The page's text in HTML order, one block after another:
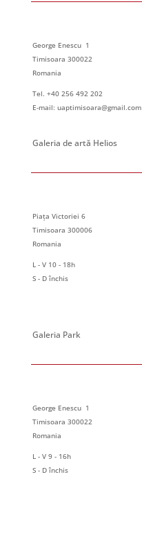
George Enescu 1
Timisoara 300022
Romania
Tel. +40 256 492 202
E-mail: uaptimisoara@gmail.com
Galeria de artă Helios
Piața Victoriei 6
Timisoara 300006
Romania
L - V 10 - 18h
S - D închis
Galeria Park
George Enescu 1
Timisoara 300022
Romania
L - V 9 - 16h
S - D închis